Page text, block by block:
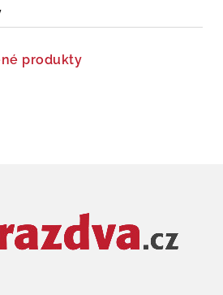
produkty